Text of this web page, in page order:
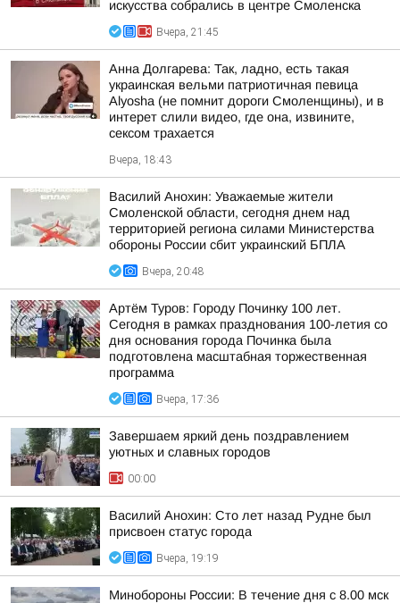
искусства собрались в центре Смоленска
Вчера, 21:45
Анна Долгарева: Так, ладно, есть такая
украинская вельми патриотичная певица
Alyosha (не помнит дороги Смоленщины), и в
интерет слили видео, где она, извините,
сексом трахается
Вчера, 18:43
Василий Анохин: Уважаемые жители
Смоленской области, сегодня днем над
территорией региона силами Министерства
обороны России сбит украинский БПЛА
Вчера, 20:48
Артём Туров: Городу Починку 100 лет.
Сегодня в рамках празднования 100-летия со
дня основания города Починка была
подготовлена масштабная торжественная
программа
Вчера, 17:36
Завершаем яркий день поздравлением
уютных и славных городов
00:00
Василий Анохин: Сто лет назад Рудне был
присвоен статус города
Вчера, 19:19
Минобороны России: В течение дня с 8.00 мск